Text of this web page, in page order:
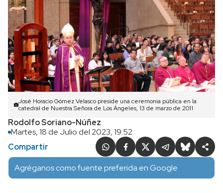
José Horacio Gómez Velasco preside una ceremonia pública en la
catedral de Nuestra Señora de Los Ángeles, 13 de marzo de 2011
Rodolfo Soriano-Núñez
Martes, 18 de Julio del 2023, 19:52
Compartir
Agréganos como fuente preferida en Google